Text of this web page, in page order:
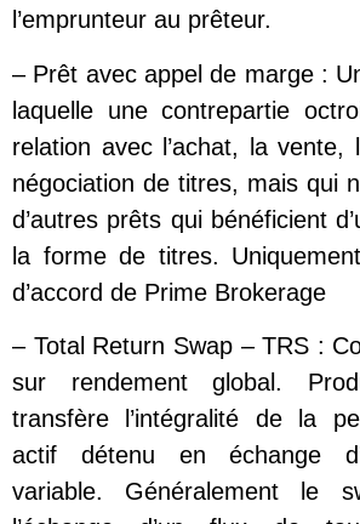
l’emprunteur au prêteur.
– Prêt avec appel de marge :
laquelle une contrepartie
relation avec l’achat, la
négociation de titres, mais qui
d’autres prêts qui bénéficient
la forme de titres.
d’accord de Prime Brokerage
– Total Return Swap – TRS :
sur rendement global.
transfère l’intégralité de la
actif détenu en échange
variable. Généralement le